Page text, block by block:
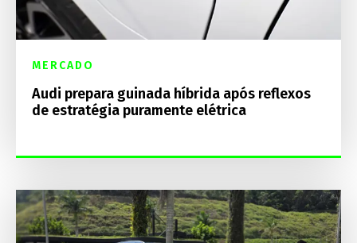
MERCADO
Audi prepara guinada híbrida após reflexos
de estratégia puramente elétrica